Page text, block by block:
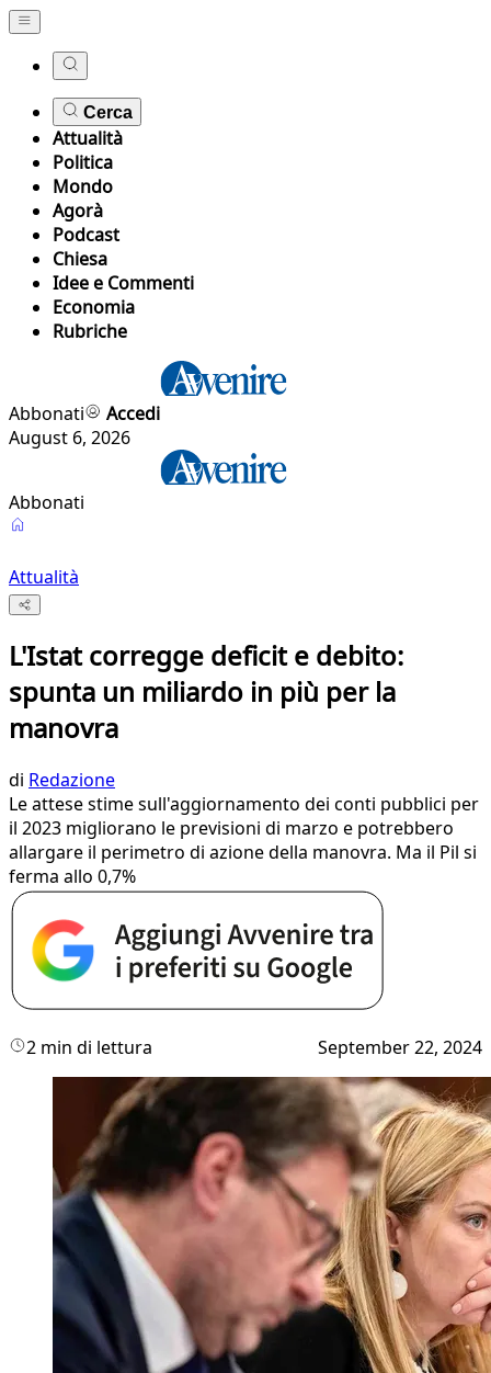
Cerca
Attualità
Politica
Mondo
Agorà
Podcast
Chiesa
Idee e Commenti
Economia
Rubriche
Abbonati
Accedi
August 6, 2026
Abbonati
Attualità
L'Istat corregge deficit e debito:
spunta un miliardo in più per la
manovra
di Redazione
Le attese stime sull'aggiornamento dei conti pubblici per
il 2023 migliorano le previsioni di marzo e potrebbero
allargare il perimetro di azione della manovra. Ma il Pil si
ferma allo 0,7%
2 min di lettura September 22, 2024